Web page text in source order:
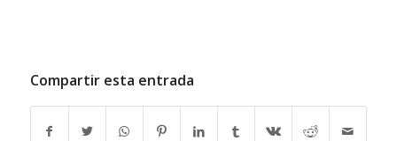
Compartir esta entrada